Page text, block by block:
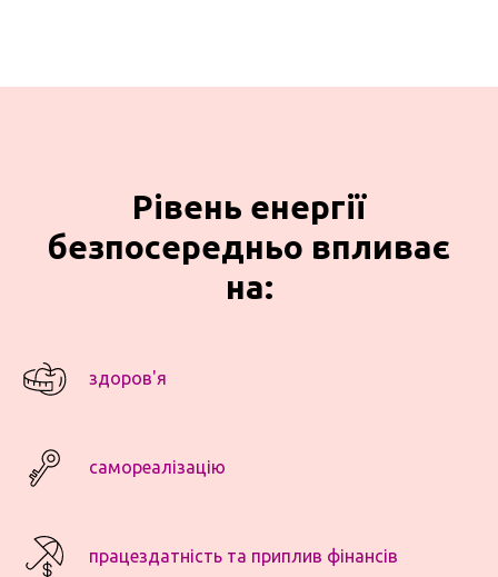
Рівень енергії
безпосередньо впливає
на:
здоров'я
самореалізацію
працездатність та приплив фінансів